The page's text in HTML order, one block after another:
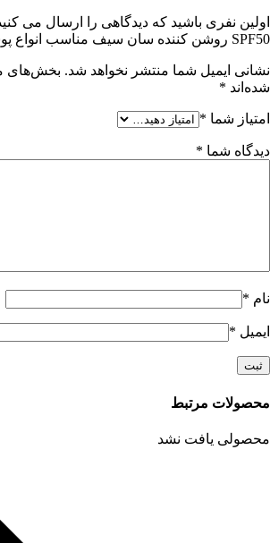
اولین نفری باشید که دیدگاهی را ارسال می
SPF50 روشن کننده سان سیف مناسب انواع پوست 50 گرم”
نشانی ایمیل شما منتشر نخواهد شد. بخش‌های
شده‌اند *
امتیاز شما *
دیدگاه شما *
نام *
ایمیل *
محصولات مرتبط
محصولی یافت نشد